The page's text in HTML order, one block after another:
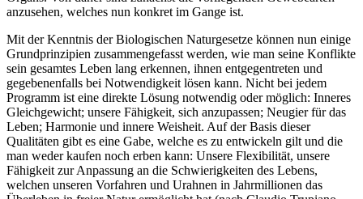
anzusehen, welches nun konkret im Gange ist.
Mit der Kenntnis der Biologischen Naturgesetze können nun einige
Grundprinzipien zusammengefasst werden, wie man seine Konflikte
sein gesamtes Leben lang erkennen, ihnen entgegentreten und
gegebenenfalls bei Notwendigkeit lösen kann. Nicht bei jedem
Programm ist eine direkte Lösung notwendig oder möglich: Inneres
Gleichgewicht; unsere Fähigkeit, sich anzupassen; Neugier für das
Leben; Harmonie und innere Weisheit. Auf der Basis dieser
Qualitäten gibt es eine Gabe, welche es zu entwickeln gilt und die
man weder kaufen noch erben kann: Unsere Flexibilität, unsere
Fähigkeit zur Anpassung an die Schwierigkeiten des Lebens,
welchen unseren Vorfahren und Urahnen in Jahrmillionen das